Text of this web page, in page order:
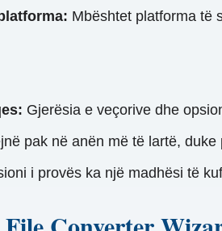
Mbështet platforma të
Gjerësia e veçorive dhe
pak në anën më të lartë,
i provës ka një madhësi të